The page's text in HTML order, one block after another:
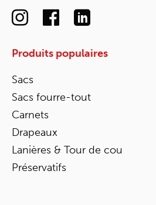
Produits populaires
Sacs
Sacs fourre-tout
Carnets
Drapeaux
Lanières & Tour de cou
Préservatifs